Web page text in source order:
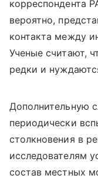
корреспондента
вероятно,
контакта между
Ученые считают,
редки и
Дополнительную
периодически
столкновения в
исследователям
состав местных